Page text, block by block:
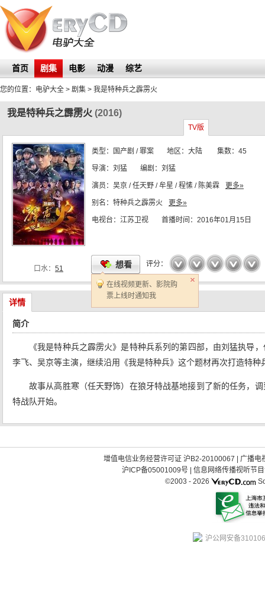
首页 剧集 电影 动漫 综艺
您的位置： 电驴大全 > 剧集 > 我是特种兵之霹雳火
我是特种兵之霹雳火 (2016)
TV版
类型： 国产剧 / 罪案 地区： 大陆 集数： 45
导演： 刘猛 编剧： 刘猛
演员： 吴京 / 任天野 / 牟星 / 程愫 / 陈美霖 更多»
别名： 特种兵之霹雳火 更多»
电视台： 江苏卫视 首播时间： 2016年01月15日
口水： 51 想看
在线视频更新、影院购
票上线时通知我
评分：
☆ ☆ ☆ ☆ ☆
详情
简介
《我是特种兵之霹雳火》是特种兵系列的第四部，由刘猛执导
李飞、吴京等主演，继续沿用《我是特种兵》这个题材再次打造特种
故事从高胜寒（任天野饰）在狼牙特战基地接到了新的任务，
特战队开始。
增值电信业务经营许可证 沪B2-20100067
广播电
沪ICP备05001009号| 信息网络传播视听节
©2003 - 2026
沪公网安备